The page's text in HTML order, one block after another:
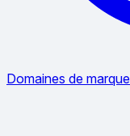
Domaines de marque